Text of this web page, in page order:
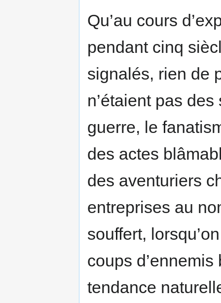
Qu’au cours
pendant cinq
signalés, rien de
n’étaient pas
guerre, le
des actes
des aventuriers
entreprises au
souffert,
coups
tendance